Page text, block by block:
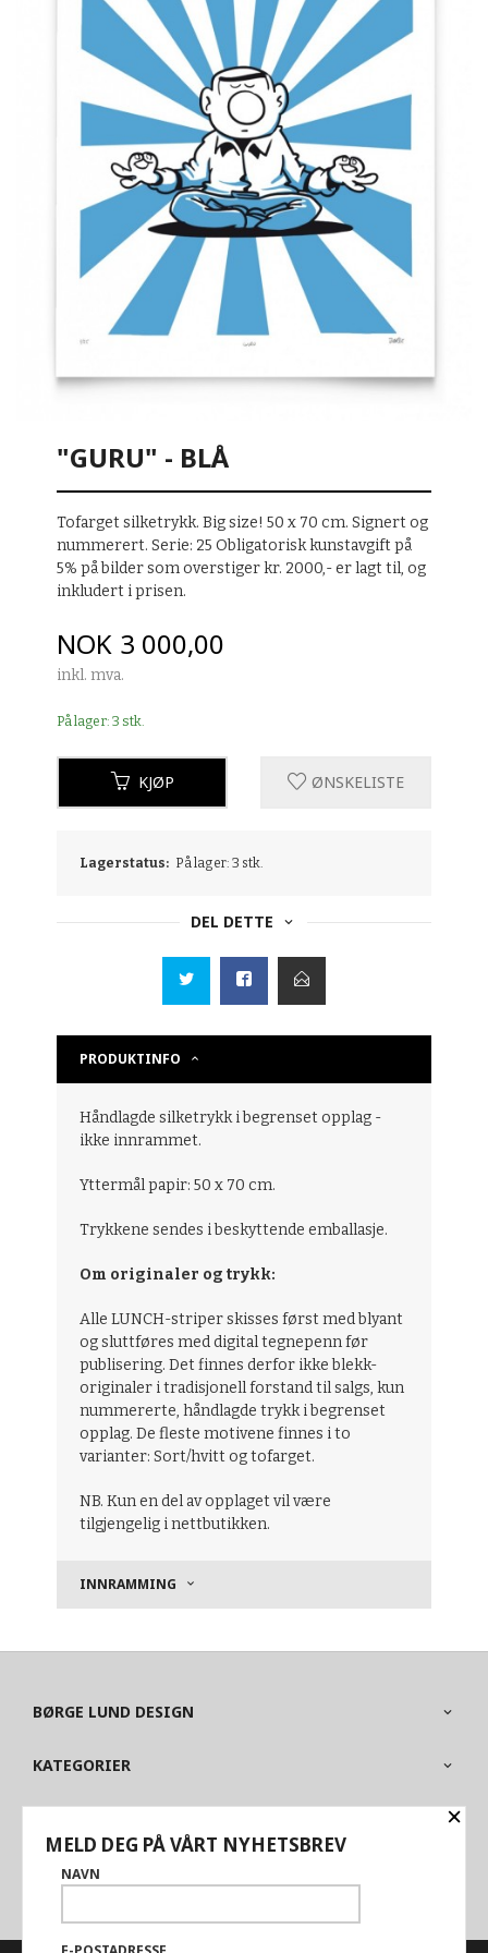
"GURU" - BLÅ
Tofarget silketrykk. Big size! 50 x 70 cm. Signert og
nummerert. Serie: 25 Obligatorisk kunstavgift på
5% på bilder som overstiger kr. 2000,- er lagt til, og
inkludert i prisen.
Pris
NOK 3 000,00
inkl. mva.
På lager: 3 stk.
KJØP ØNSKELISTE
Lagerstatus: På lager: 3 stk.
DEL DETTE
PRODUKTINFO
Håndlagde silketrykk i begrenset opplag -
ikke innrammet.
Yttermål papir: 50 x 70 cm.
Trykkene sendes i beskyttende emballasje.
Om originaler og trykk:
Alle LUNCH-striper skisses først med blyant
og sluttføres med digital tegnepenn før
publisering. Det finnes derfor ikke blekk-
originaler i tradisjonell forstand til salgs, kun
nummererte, håndlagde trykk i begrenset
opplag. De fleste motivene finnes i to
varianter: Sort/hvitt og tofarget.
NB. Kun en del av opplaget vil være
tilgjengelig i nettbutikken.
INNRAMMING
BØRGE LUND DESIGN
KATEGORIER
PARTNERE
×
MELD DEG PÅ VÅRT NYHETSBREV
NAVN